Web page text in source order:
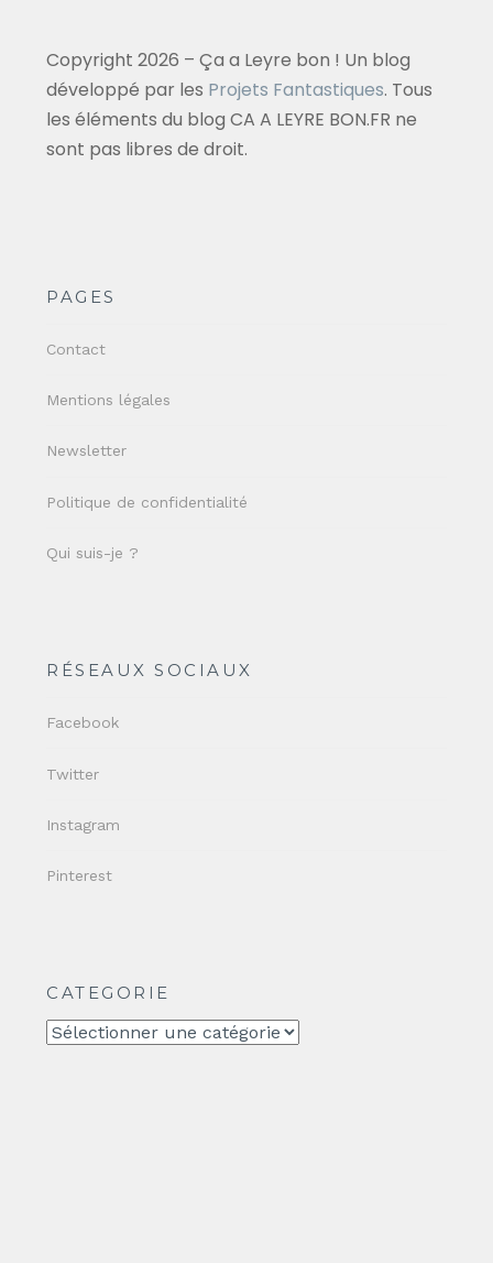
Copyright 2026 – Ça a Leyre bon ! Un blog
développé par les Projets Fantastiques. Tous
les éléments du blog CA A LEYRE BON.FR ne
sont pas libres de droit.
PAGES
Contact
Mentions légales
Newsletter
Politique de confidentialité
Qui suis-je ?
RÉSEAUX SOCIAUX
Facebook
Twitter
Instagram
Pinterest
CATEGORIE
CATEGORIE